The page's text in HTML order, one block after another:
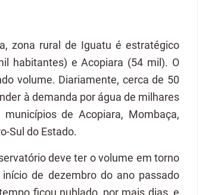
zona rural de Iguatu é estratégico
habitantes) e Acopiara (54 mil). O
volume. Diariamente, cerca de 50
à demanda por água de milhares
de Acopiara, Mombaça,
Sul do Estado.
deve ter o volume em torno
de dezembro do ano passado
ficou nublado, por mais dias, e